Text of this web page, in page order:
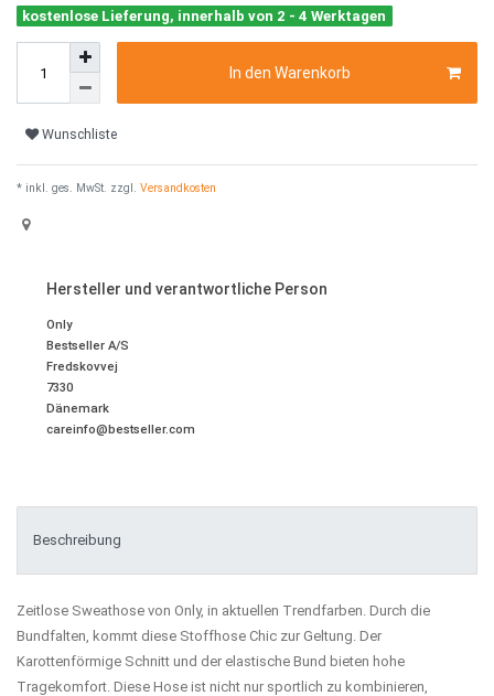
kostenlose Lieferung, innerhalb von 2 - 4 Werktagen
In den Warenkorb
Wunschliste
* inkl. ges. MwSt. zzgl. Versandkosten
Hersteller und verantwortliche Person
Only
Bestseller A/S
Fredskovvej
7330
Dänemark
careinfo@bestseller.com
Beschreibung
Zeitlose Sweathose von Only, in aktuellen Trendfarben. Durch die
Bundfalten, kommt diese Stoffhose Chic zur Geltung. Der
Karottenförmige Schnitt und der elastische Bund bieten hohe
Tragekomfort. Diese Hose ist nicht nur sportlich zu kombinieren,